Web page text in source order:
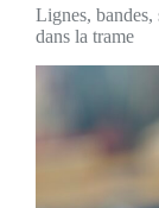
Lignes, bandes,
dans la trame